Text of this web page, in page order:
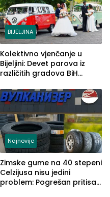
BIJELJINA
Kolektivno vjenčanje u
Bijeljini: Devet parova iz
različitih gradova BiH
Najnovije
Zimske gume na 40 stepeni
Celzijusa nisu jedini
problem: Pogrešan pritisak